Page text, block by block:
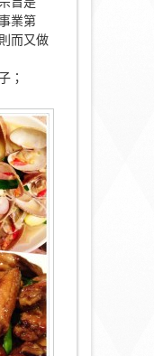
業第
而又做
；